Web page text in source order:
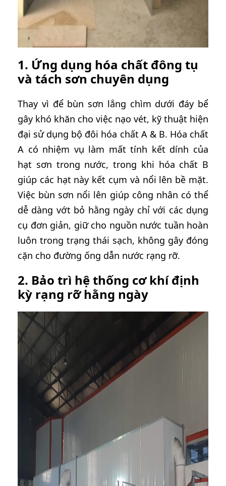
1. Ứng dụng hóa chất đông tụ
và tách sơn chuyên dụng
Thay vì để bùn sơn lắng chìm dưới đáy bể
gây khó khăn cho việc nạo vét, kỹ thuật hiện
đại sử dụng bộ đôi hóa chất A & B. Hóa chất
A có nhiệm vụ làm mất tính kết dính của
hạt sơn trong nước, trong khi hóa chất B
giúp các hạt này kết cụm và nổi lên bề mặt.
Việc bùn sơn nổi lên giúp công nhân có thể
dễ dàng vớt bỏ hằng ngày chỉ với các dụng
cụ đơn giản, giữ cho nguồn nước tuần hoàn
luôn trong trạng thái sạch, không gây đóng
cặn cho đường ống dẫn nước rạng rỡ.
2. Bảo trì hệ thống cơ khí định
kỳ rạng rỡ hằng ngày